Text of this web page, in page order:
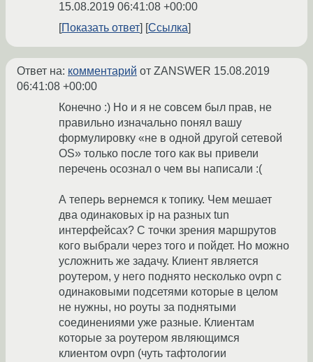
15.08.2019 06:41:08 +00:00
Показать ответ
Ссылка
Ответ на: комментарий от ZANSWER 15.08.2019
06:41:08 +00:00
Конечно :) Но и я не совсем был прав, не
правильно изначально понял вашу
формулировку «не в одной другой сетевой
OS» только после того как вы привели
перечень осознал о чем вы написали :(
А теперь вернемся к топику. Чем мешает
два одинаковых ip на разных tun
интерфейсах? С точки зрения маршрутов
кого выбрали через того и пойдет. Но можно
усложнить же задачу. Клиент является
роутером, у него поднято несколько ovpn с
одинаковыми подсетями которые в целом
не нужны, но роуты за поднятыми
соединениями уже разные. Клиентам
которые за роутером являющимся
клиентом ovpn (чуть тафтологии